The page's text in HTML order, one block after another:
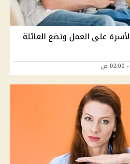
على العمل وتضع العائلة